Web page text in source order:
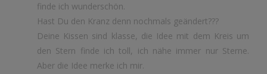
finde ich wunderschön.
Hast Du den Kranz denn nochmals geändert???
Deine Kissen sind klasse, die Idee mit dem Kreis um
den Stern finde ich toll, ich nähe immer nur Sterne.
Aber die Idee merke ich mir.